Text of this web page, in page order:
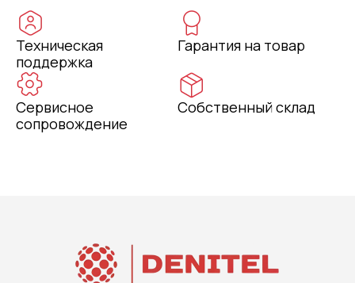
Техническая
поддержка
Гарантия на товар
Сервисное
сопровождение
Собственный склад